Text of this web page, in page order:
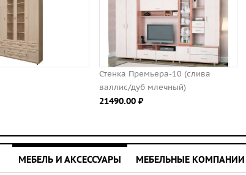
Стенка Премьера-10 (слива
валлис/дуб млечный)
21490.00 ⃏
МЕБЕЛЬ И АКСЕССУАРЫ МЕБЕЛЬНЫЕ КОМПАНИИ